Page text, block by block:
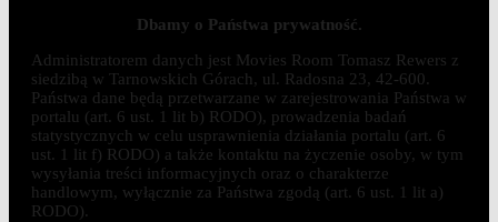
Dbamy o Państwa prywatność.
Administratorem danych jest Movies Room Tomasz Rewers z
siedzibą w Tarnowskich Górach, ul. Radosna 23, 42-600.
Państwa dane będą przetwarzane w zarejestrowania Państwa w
portalu (art. 6 ust. 1 lit b) RODO), prowadzenia badań
statystycznych w celu usprawnienia działania portalu (art. 6
ust. 1 lit f) RODO) a także kontaktu na życzenie osoby, w tym
wysyłania treści informacyjnych oraz o charakterze
handlowym, wyłącznie za Państwa zgodą (art. 6 ust. 1 lit a)
RODO).